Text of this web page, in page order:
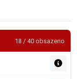
18 / 40 obsazeno